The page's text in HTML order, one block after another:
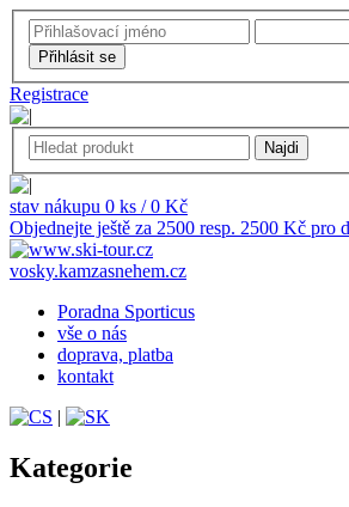
Registrace
stav nákupu 0 ks / 0 Kč
Objednejte ještě za 2500 resp. 2500 Kč pro
vosky.kamzasnehem.cz
Poradna Sporticus
vše o nás
doprava, platba
kontakt
|
Kategorie